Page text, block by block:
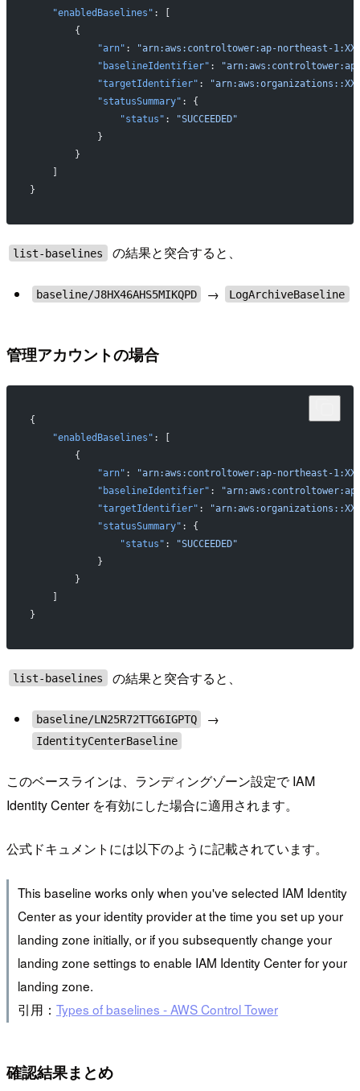
    "enabledBaselines"
: [
        {
            "arn"
:
"arn:aws:controltower:ap-northeast-
            "baselineIdentifier"
:
"arn:aws:controltower:ap-
            "targetIdentifier"
:
            "statusSummary"
: {
                "status"
:
"SUCCEEDED"
            }
        }
    ]
}
list-baselines の結果と突合すると、
baseline/J8HX46AHS5MIKQPD → LogArchiveBaseline
管理アカウントの場合
{
    "enabledBaselines"
: [
        {
            "arn"
:
"arn:aws:controltower:ap-northeast-
            "baselineIdentifier"
:
"arn:aws:controltower:ap-
            "targetIdentifier"
:
            "statusSummary"
: {
                "status"
:
"SUCCEEDED"
            }
        }
    ]
}
list-baselines の結果と突合すると、
baseline/LN25R72TTG6IGPTQ →
IdentityCenterBaseline
このベースラインは、ランディングゾーン設定で IAM
Identity Center を有効にした場合に適用されます。
公式ドキュメントには以下のように記載されています。
This baseline works only when you've selected IAM Identity
Center as your identity provider at the time you set up your
landing zone initially, or if you subsequently change your
landing zone settings to enable IAM Identity Center for your
landing zone.
引用： Types of baselines - AWS Control Tower
確認結果まとめ